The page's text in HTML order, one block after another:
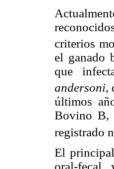
criterios
el ganado
que
andersoni,
últimos
Bovino B,
registrado
El
oral-fecal,